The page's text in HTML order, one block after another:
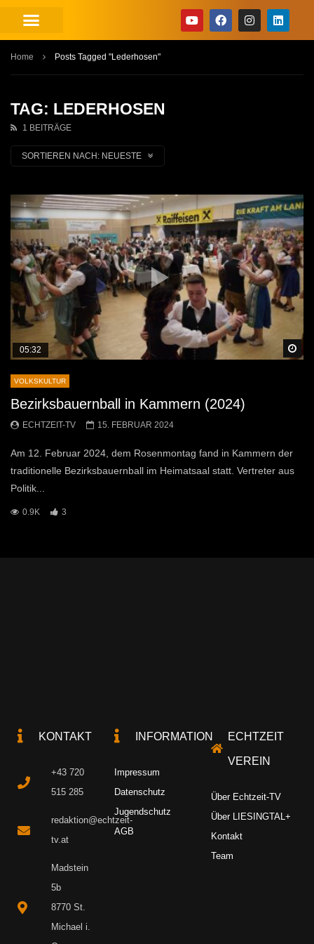
Home Posts Tagged "Lederhosen"
TAG: LEDERHOSEN
1 BEITRÄGE
SORTIEREN NACH: NEUESTE
05:32
VOLKSKULTUR
Bezirksbauernball in Kammern (2024)
ECHTZEIT-TV 15. FEBRUAR 2024
Am 12. Februar 2024, dem Rosenmontag fand in Kammern der
traditionelle Bezirksbauernball im Heimatsaal statt. Vertreter aus
Politik...
0.9K 3
KONTAKT
+43 720
515 285
redaktion@echtzeit-
tv.at
Madstein
5b
8770 St.
Michael i.
INFORMATION
Impressum
Datenschutz
Jugendschutz
AGB
ECHTZEIT
VEREIN
Über Echtzeit-TV
Über LIESINGTAL+
Kontakt
Team